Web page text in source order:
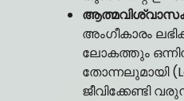
അംഗീകാരം
ലോകത്തും
തോന്നലുമായി
ജീവിക്കേണ്ടി